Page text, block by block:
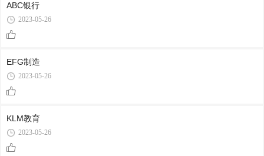
ABC银行
2023-05-26
EFG制造
2023-05-26
KLM教育
2023-05-26